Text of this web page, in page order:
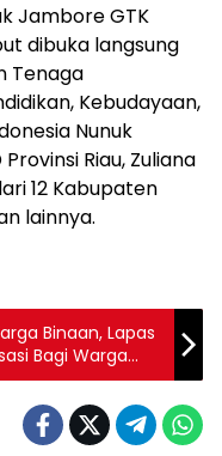
Jambore GTK
dibuka langsung
Tenaga
Kebudayaan,
Nunuk
Riau, Zuliana
12 Kabupaten
lainnya.
Binaan, Lapas
Bagi Warga